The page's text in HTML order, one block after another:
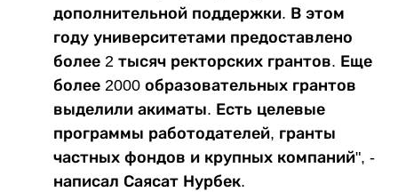
дополнительной поддержки. В этом
году университетами предоставлено
более 2 тысяч ректорских грантов. Еще
более 2000 образовательных грантов
выделили акиматы. Есть целевые
программы работодателей, гранты
частных фондов и крупных компаний", -
написал Саясат Нурбек.